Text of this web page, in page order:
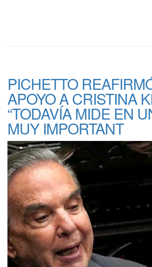
PICHETTO
APOYO A CRISTINA
“TODAVÍA MIDE EN
MUY IMPORTANT